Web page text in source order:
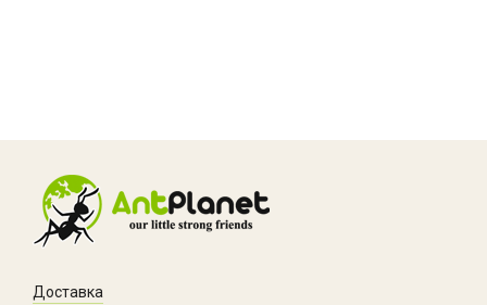
Доставка